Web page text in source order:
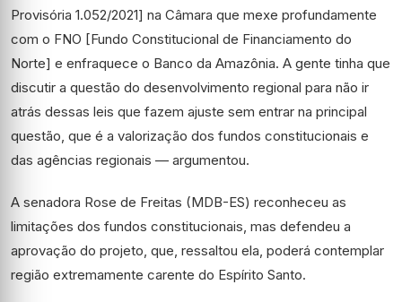
Provisória 1.052/2021] na Câmara que mexe profundamente
com o FNO [Fundo Constitucional de Financiamento do
Norte] e enfraquece o Banco da Amazônia. A gente tinha que
discutir a questão do desenvolvimento regional para não ir
atrás dessas leis que fazem ajuste sem entrar na principal
questão, que é a valorização dos fundos constitucionais e
das agências regionais — argumentou.
A senadora Rose de Freitas (MDB-ES) reconheceu as
limitações dos fundos constitucionais, mas defendeu a
aprovação do projeto, que, ressaltou ela, poderá contemplar
região extremamente carente do Espírito Santo.